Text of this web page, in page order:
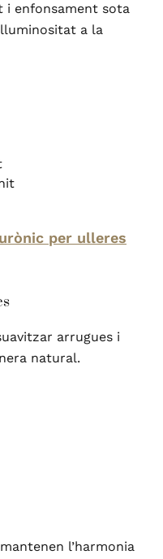
i enfonsament sota
a la
per ulleres
arrugues i
natural.
l’harmonia